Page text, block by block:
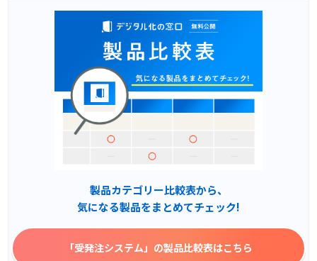
製品カテゴリー比較表から、
気になる製品をまとめてチェック!
「受発注システム」 の製品比較表はこちら